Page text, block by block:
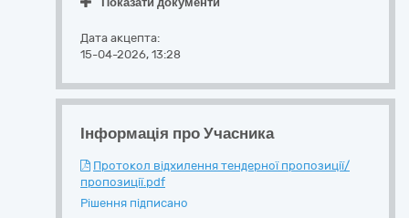
Дата акцепта:
15-04-2026, 13:28
Інформація про Учасника
Протокол відхилення тендерної пропозиції/
пропозиції.pdf
Рішення підписано